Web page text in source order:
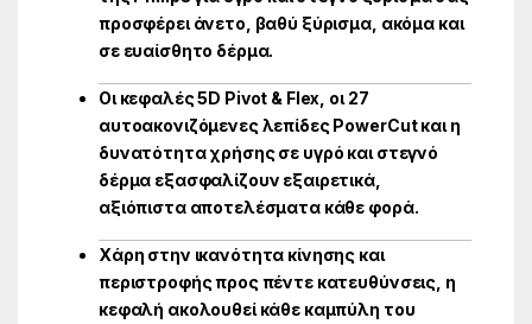
προσφέρει άνετο, βαθύ ξύρισμα, ακόμα και
σε ευαίσθητο δέρμα.
Οι κεφαλές 5D Pivot & Flex, οι 27
αυτοακονιζόμενες λεπίδες PowerCut και η
δυνατότητα χρήσης σε υγρό και στεγνό
δέρμα εξασφαλίζουν εξαιρετικά,
αξιόπιστα αποτελέσματα κάθε φορά.
Χάρη στην ικανότητα κίνησης και
περιστροφής προς πέντε κατευθύνσεις, η
κεφαλή ακολουθεί κάθε καμπύλη του